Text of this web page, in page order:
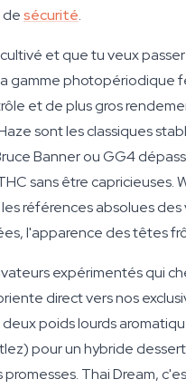
desécurité.
et que tu veux
gamme photopériodique
et de plus gros
sont les classiques
Banner ou GG4
sans être capricieuses.
références absolues
l'apparence des têtes
expérimentés qui
direct vers nos
deux poids lourds
pour un hybride
Thai Dream,